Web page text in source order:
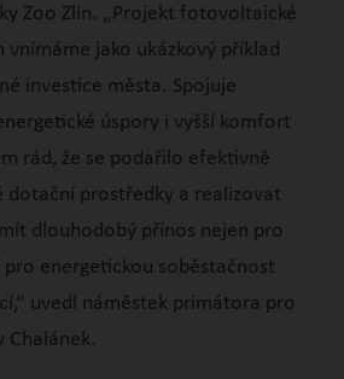
Zoo Zlín. „Projekt fotovoltaické
vnímáme jako ukázkový příklad
investice města. Spojuje
úspory i vyšší komfort
rád, že se podařilo efektivně
dotační prostředky a realizovat
dlouhodobý přínos nejen pro
energetickou soběstačnost
uvedl náměstek primátora pro
Chalánek.